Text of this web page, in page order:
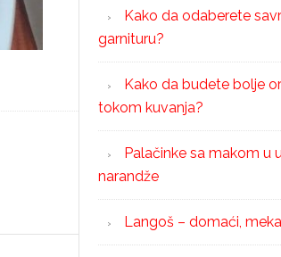
Kako da odaberete
garnituru?
Kako da budete bolje
tokom kuvanja?
Palačinke sa makom u
narandže
Langoš – domaći,